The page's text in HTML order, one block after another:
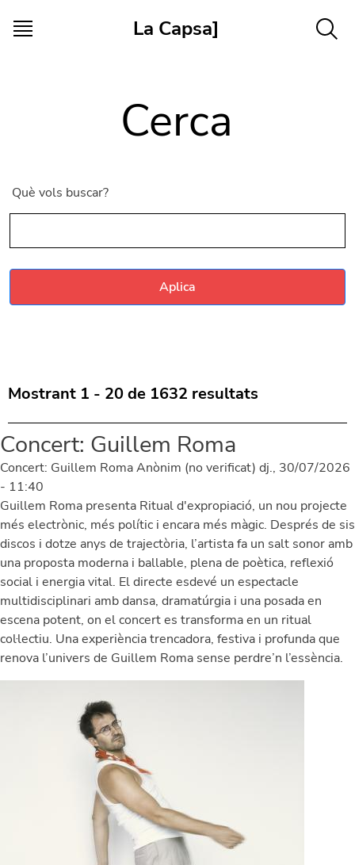
La Capsa]
Cerca
Què vols buscar?
Aplica
Mostrant 1 - 20 de 1632 resultats
Concert: Guillem Roma
Concert: Guillem RomaAnònim (no verificat) dj., 30/07/2026
- 11:40
Guillem Roma presenta Ritual d'expropiació, un nou projecte
més electrònic, més polític i encara més màgic. Després de sis
discos i dotze anys de trajectòria, l’artista fa un salt sonor amb
una proposta moderna i ballable, plena de poètica, reflexió
social i energia vital. El directe esdevé un espectacle
multidisciplinari amb dansa, dramatúrgia i una posada en
escena potent, on el concert es transforma en un ritual
col·lectiu. Una experiència trencadora, festiva i profunda que
renova l’univers de Guillem Roma sense perdre’n l’essència.